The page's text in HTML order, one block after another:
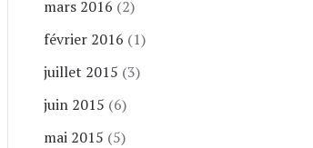
mars 2016 (2)
février 2016 (1)
juillet 2015 (3)
juin 2015 (6)
mai 2015 (5)